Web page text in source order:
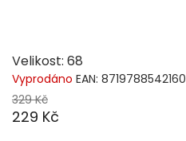
Velikost: 68
Vyprodáno EAN: 8719788542160
329 Kč
229 Kč